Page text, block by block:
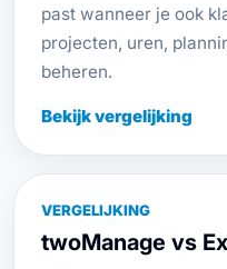
past wanneer je ook
projecten, uren,
beheren.
Bekijk vergelijking
VERGELIJKING
twoManage vs